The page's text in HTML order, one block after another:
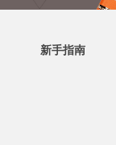
新手指南